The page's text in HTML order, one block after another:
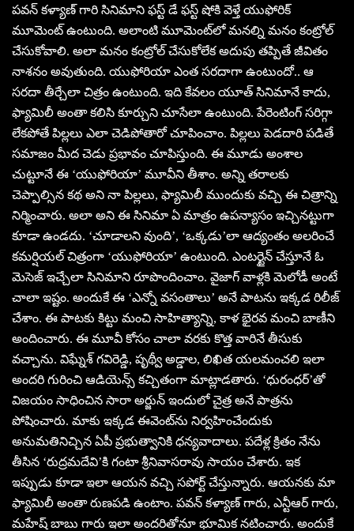
పవన్ కళ్యాణ్ గారి సినిమాని ఫస్ట్ డే ఫస్ట్ షోకి వెళ్తే యుఫోరిక్
మూమెంట్ ఉంటుంది. అలాంటి మూమెంట్‌లో మనల్ని మనం కంట్రోల్
చేసుకోవాలి. అలా మనం కంట్రోల్ చేసుకోలేక అదుపు తప్పితే జీవితం
నాశనం అవుతుంది. యుఫోరియా ఎంత సరదాగా ఉంటుందో.. ఆ
సరదా తీర్చేలా చిత్రం ఉంటుంది. ఇది కేవలం యూత్ సినిమానే కాదు,
ఫ్యామిలీ అంతా కలిసి కూర్చుని చూసేలా ఉంటుంది. పేరెంటింగ్ సరిగ్గా
లేకపోతే పిల్లలు ఎలా చెడిపోతారో చూపించాం. పిల్లలు పెడదారి పడితే
సమాజం మీద చెడు ప్రభావం చూపిస్తుంది. ఈ మూడు అంశాల
చుట్టూనే ఈ ‘యుఫోరియా’ మూవీని తీశాం. అన్ని తరాలకు
చెప్పాల్సిన కథ అని నా పిల్లలు, ఫ్యామిలీ ముందుకు వచ్చి ఈ చిత్రాన్ని
నిర్మించారు. అలా అని ఈ సినిమా ఏ మాత్రం ఉపన్యాసం ఇచ్చినట్టుగా
కూడా ఉండదు. ‘చూడాలని వుంది’, ‘ఒక్కడు’లా ఆద్యంతం అలరించే
కమర్షియల్ చిత్రంగా ‘యుఫోరియా’ ఉంటుంది. ఎంటర్టైన్ చేస్తూనే ఓ
మెసెజ్ ఇచ్చేలా సినిమాని రూపొందించాం. వైజాగ్ వాళ్లకి మెలోడీ అంటే
చాలా ఇష్టం. అందుకే ఈ ‘ఎన్నో వసంతాలు’ అనే పాటను ఇక్కడ రిలీజ్
చేశాం. ఈ పాటకు కిట్టు మంచి సాహిత్యాన్ని, కాళ భైరవ మంచి బాణీని
అందించారు. ఈ మూవీ కోసం చాలా వరకు కొత్త వారినే తీసుకు
వచ్చాను. విఘ్నేశ్ గవిరెడ్డి, పృథ్వీ అడ్డాల, లిఖిత యలమంచలి ఇలా
అందరి గురించి ఆడియెన్స్ కచ్చితంగా మాట్లాడతారు. ‘ధురంధర్’తో
విజయం సాధించిన సారా అర్జున్ ఇందులో చైత్ర అనే పాత్రను
పోషించారు. మాకు ఇక్కడ ఈవెంట్‌ను నిర్వహించేందుకు
అనుమతినిచ్చిన ఏపీ ప్రభుత్వానికి ధన్యవాదాలు. పదేళ్ల క్రితం నేను
తీసిన ‘రుద్రమదేవి’కి గంటా శ్రీనివాసరావు సాయం చేశారు. ఇక
ఇప్పుడు కూడా ఇలా ఆయన వచ్చి సపోర్ట్ చేస్తున్నారు. ఆయనకు మా
ఫ్యామిలీ అంతా రుణపడి ఉంటాం. పవన్ కళ్యాణ్ గారు, ఎన్టీఆర్ గారు,
మహేష్ బాబు గారు ఇలా అందరితోనూ భూమిక నటించారు. అందుకే